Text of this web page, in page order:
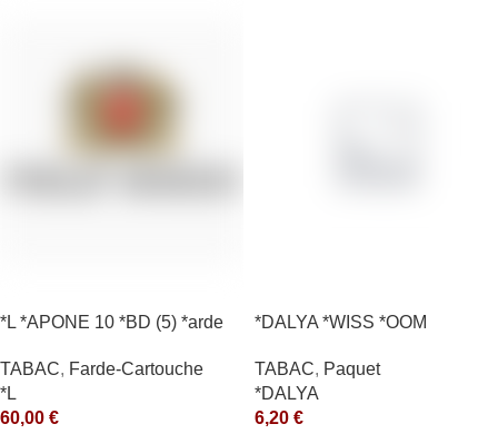
*L *APONE 10 *BD (5) *arde
TABAC, Farde-Cartouche
*L
60,00 €
*DALYA *WISS *OOM
TABAC, Paquet
*DALYA
6,20 €